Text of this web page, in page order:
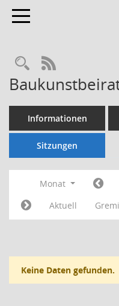
Toggle navigation
RSS-Feed
Informationen
Sitzungen
Monat
Aktuell
Keine Daten gefunden.